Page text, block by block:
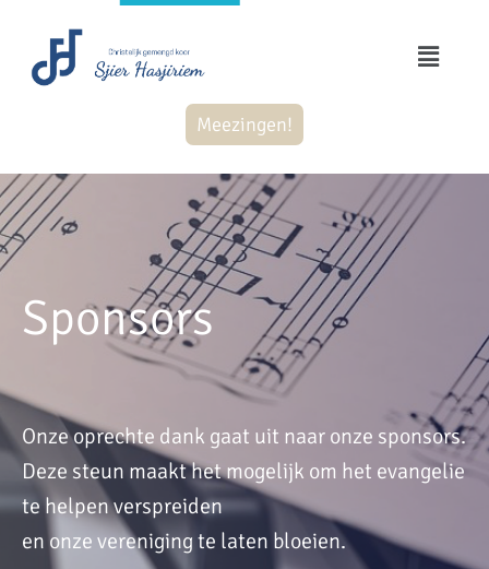
Meezingen!
Sponsors
Onze oprechte dank gaat uit naar onze sponsors.
Deze steun maakt het mogelijk om het evangelie
te helpen verspreiden
en onze vereniging te laten bloeien.